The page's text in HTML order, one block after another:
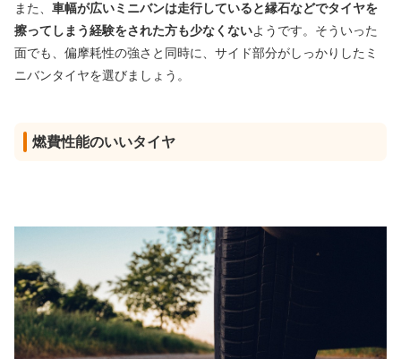
また、 車幅が広いミニバンは走行していると縁石などでタイヤを
擦ってしまう経験をされた方も少なくないようです。そういった
面でも、偏摩耗性の強さと同時に、サイド部分がしっかりしたミ
ニバンタイヤを選びましょう。
燃費性能のいいタイヤ